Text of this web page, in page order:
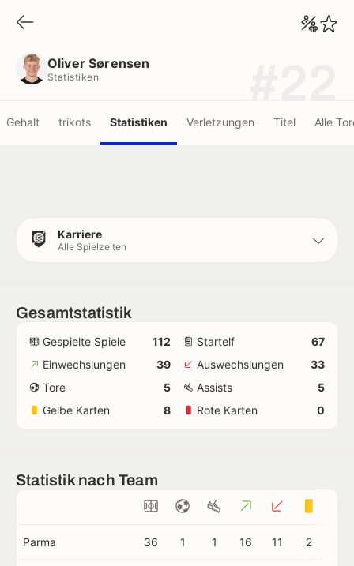
Oliver Sørensen
Statistiken
Gehalt trikots Statistiken Verletzungen Titel Alle
Karriere
Alle Spielzeiten
Gesamtstatistik
Gespielte Spiele 112 Startelf
67
Einwechslungen
39 Auswechslungen
33
Tore
5 Assists
5
Gelbe Karten
8 Rote Karten 0
Statistik nach Team
Parma 36 1 1 16 11 2